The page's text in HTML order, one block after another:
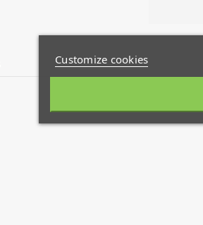
Customize cookies